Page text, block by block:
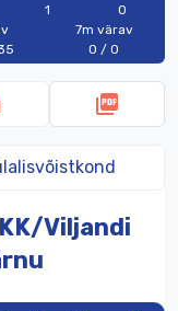
1
0
7m värav
0 / 0
picture_as_pdf
KK/Viljandi